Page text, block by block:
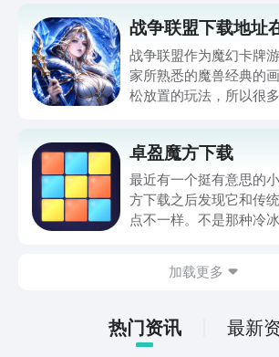
战争联盟下载地址
战争联盟作为魔幻卡牌
家所熟悉的魔兽经典的
松放置的玩法，所以很
戏能够下载，大家在体
实现策略。对战，而且
在静下心来之后研究阵
较高的乐趣。
卓盈魔方下载
最近有一个挺有意思的
方下载之后发现它和传
点不一样。不是那种冷
解锁新的立方秘境，纯
的手游市场里反而显得稀
加载更多
热门资讯 最新